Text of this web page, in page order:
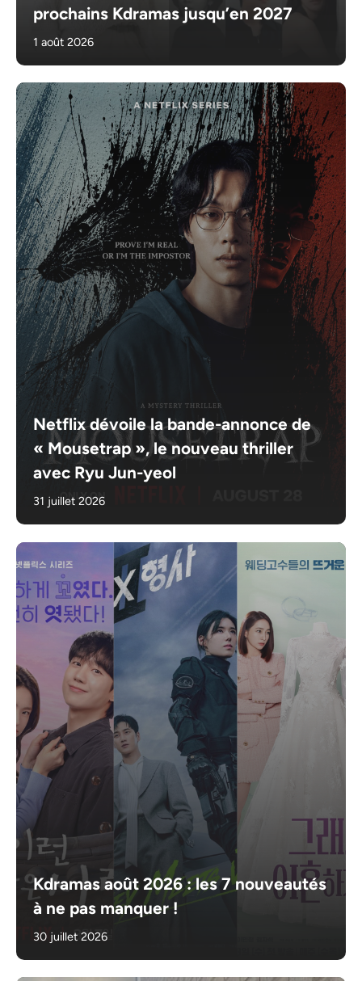
prochains Kdramas jusqu’en 2027
1 août 2026
Netflix dévoile la bande-annonce de
« Mousetrap », le nouveau thriller
avec Ryu Jun-yeol
31 juillet 2026
Kdramas août 2026 : les 7 nouveautés
à ne pas manquer !
30 juillet 2026